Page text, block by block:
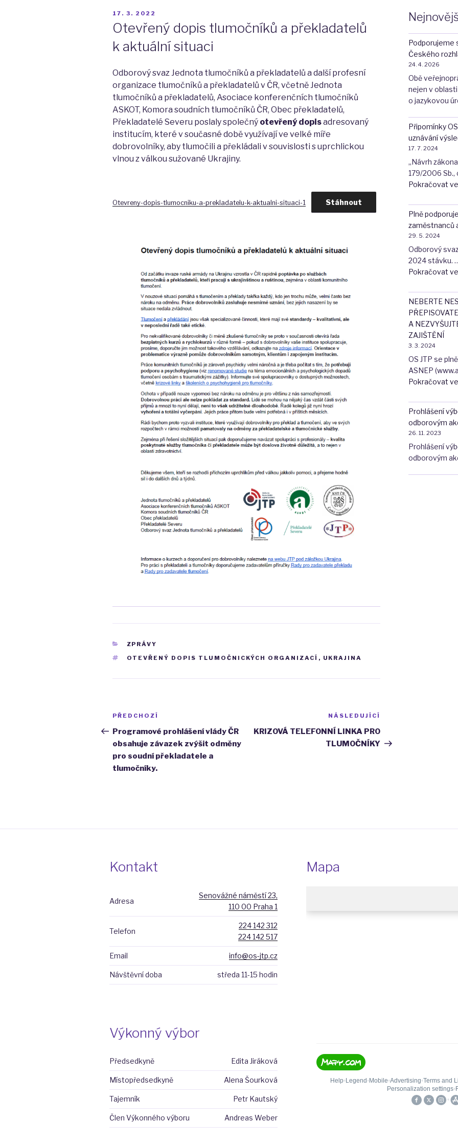
PUBLIKOVÁNO
17. 3. 2022
Otevřený dopis tlumočníků a překladatelů
k aktuální situaci
Odborový svaz Jednota tlumočníků a překladatelů a další profesní
organizace tlumočníků a překladatelů v ČR, včetně Jednota
tlumočníků a překladatelů, Asociace konferenčních tlumočníků
ASKOT, Komora soudních tlumočníků ČR, Obec překladatelů,
Překladatelé Severu poslaly společný otevřený dopisadresovaný
institucím, které v současné době využívají ve velké míře
dobrovolníky, aby tlumočili a překládali v souvislosti s uprchlickou
vlnou z válkou sužované Ukrajiny.
Otevreny-dopis-tlumocniku-a-prekladatelu-k-aktualni-situaci-1 Stáhnout
RUBRIKY
ZPRÁVY
ŠTÍTKY
OTEVŘENÝ DOPIS TLUMOČNICKÝCH ORGANIZACÍ , UKRAJINA
Navigace
pro
příspěvek
Předchozí
příspěvek
PŘEDCHOZÍ
Programové prohlášení vlády ČR
obsahuje závazek zvýšit odměny
pro soudní překladatele a
tlumočníky.
příspěvek
NÁSLEDUJÍCÍ
KRIZOVÁ TELEFONNÍ LINKA PRO
TLUMOČNÍKY
Podporujeme
Českého
24. 4. 2026
Obě
nejen v
o jazykovou
Připomínky
uznávání
17. 7. 2024
„Návrh
179/2006 Sb.,
Pokračovat
Plně
zaměstnanců
29. 5. 2024
Odborový
2024 stávku.
Pokračovat
NEBERTE
A
ZAJIŠTĚNÍ
3. 3. 2024
OS JTP se
ASNEP
Pokračovat
Prohlášení
odborovým
26. 11. 2023
Prohlášení
odborovým
Kontakt
Adresa
Senovážné náměstí 23,
110 00 Praha 1
Telefon
224 142 312
224 142 517
Email info@os-jtp.cz
Návštěvní doba středa 11-15 hodin
Výkonný výbor
Předsedkyně Edita Jiráková
Místopředsedkyně Alena Šourková
Tajemník Petr Kautský
Člen Výkonného výboru Andreas Weber
Mapa